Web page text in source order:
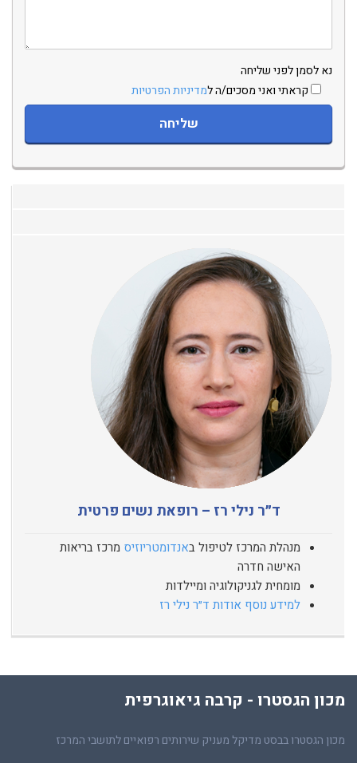
נא לסמן לפני שליחה
קראתי ואני מסכים/ה למדיניות הפרטיות
ד״ר נילי רז – רופאת נשים פרטית
מנהלת המרכז לטיפול באנדומטריוזיס מרכז בריאות
האישה חדרה
מומחית לגניקולוגיה ומיילדות
למידע נוסף אודות ד״ר נילי רז
מכון הגסטרו - קרבה גיאוגרפית
מכון הגסטרו בבסט מדיקל מעניק שירותים רפואיים לתושבי המרכז